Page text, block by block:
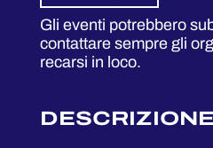
Gli eventi potrebbero
contattare sempre gli
recarsi in loco.